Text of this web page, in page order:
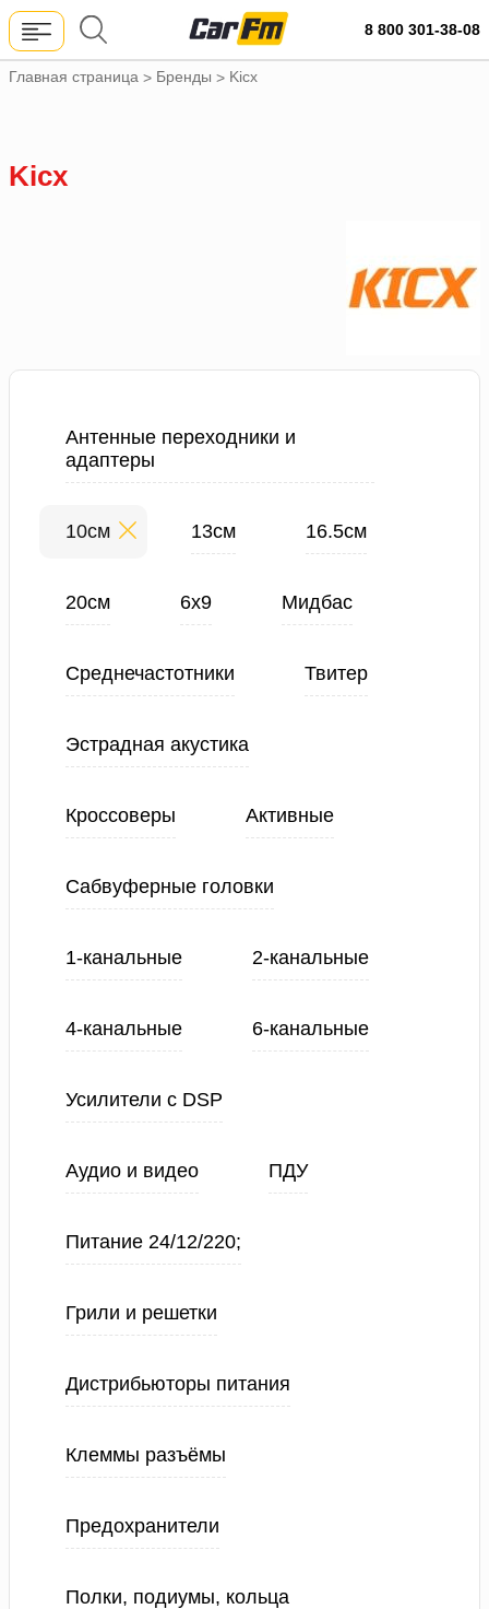
8 800 301-38-08
Главная страница > Бренды > Kicx
Kicx
Антенные переходники и
адаптеры
10см 13см 16.5см
20см 6х9 Мидбас
Среднечастотники Твитер
Эстрадная акустика
Кроссоверы Активные
Сабвуферные головки
1-канальные 2-канальные
4-канальные 6-канальные
Усилители с DSP
Аудио и видео ПДУ
Питание 24/12/220;
Грили и решетки
Дистрибьюторы питания
Клеммы разъёмы
Предохранители
Полки, подиумы, кольца